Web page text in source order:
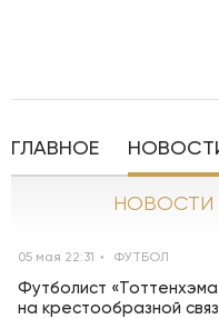
ГЛАВНОЕ
НОВОСТИ
05 мая 22:31 ФУТБОЛ
Футболист
на крестообразной